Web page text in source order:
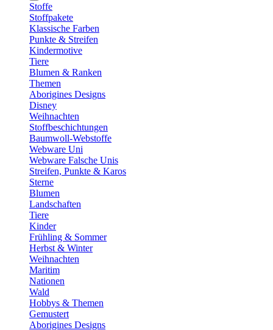
Stoffe
Stoffpakete
Klassische Farben
Punkte & Streifen
Kindermotive
Tiere
Blumen & Ranken
Themen
Aborigines Designs
Disney
Weihnachten
Stoffbeschichtungen
Baumwoll-Webstoffe
Webware Uni
Webware Falsche Unis
Streifen, Punkte & Karos
Sterne
Blumen
Landschaften
Tiere
Kinder
Frühling & Sommer
Herbst & Winter
Weihnachten
Maritim
Nationen
Wald
Hobbys & Themen
Gemustert
Aborigines Designs